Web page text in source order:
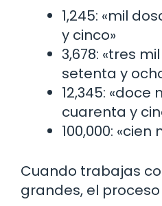
1,245: «mil
y cinco»
3,678: «tres
setenta y
12,345:
cuarenta y
100,000: «cien
Cuando trabajas
grandes, el